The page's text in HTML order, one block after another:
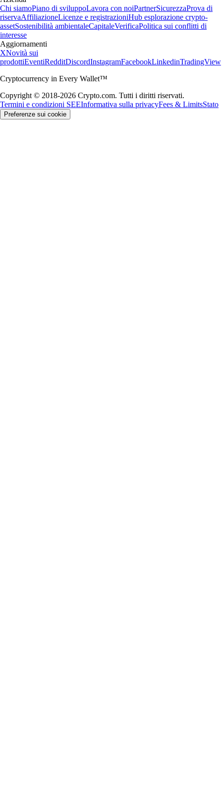
Chi siamoPiano di sviluppoLavora con noiPartnerSicurezzaProva di
riservaAffiliazioneLicenze e registrazioniHub esplorazione crypto-
assetSostenibilità ambientaleCapitaleVerificaPolitica sui conflitti di
interesse
Aggiornamenti
XNovità sui
prodottiEventiRedditDiscordInstagramFacebookLinkedinTradingView
Cryptocurrency in Every Wallet™
Copyright © 2018-2026 Crypto.com. Tutti i diritti riservati.
Termini e condizioni SEEInformativa sulla privacyFees & LimitsStato
Preferenze sui cookie